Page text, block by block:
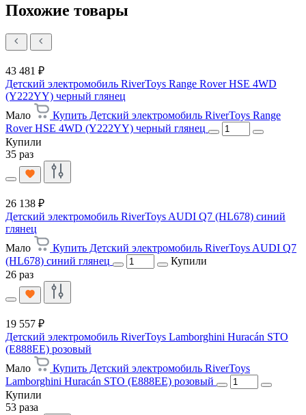
Похожие товары
43 481 ₽
Детский электромобиль RiverToys Range Rover HSE 4WD
(Y222YY) черный глянец
Мало
Купить Детский электромобиль RiverToys Range
Rover HSE 4WD (Y222YY) черный глянец
Купили
35 раз
26 138 ₽
Детский электромобиль RiverToys AUDI Q7 (HL678) синий
глянец
Мало
Купить Детский электромобиль RiverToys AUDI Q7
(HL678) синий глянец
Купили
26 раз
19 557 ₽
Детский электромобиль RiverToys Lamborghini Huracán STO
(E888EE) розовый
Мало
Купить Детский электромобиль RiverToys
Lamborghini Huracán STO (E888EE) розовый
Купили
53 раза